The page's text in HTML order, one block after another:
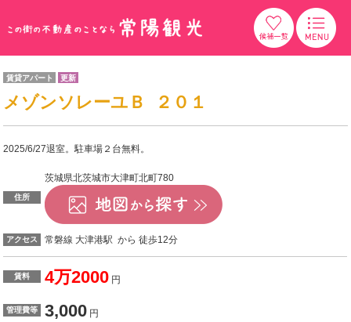
賃貸アパート 更新
メゾンソレーユＢ ２０１
2025/6/27退室。駐車場２台無料。
住所
茨城県北茨城市大津町北町780
アクセス 常磐線 大津港駅 から 徒歩12分
賃料 4万2000 円
管理費等 3,000 円